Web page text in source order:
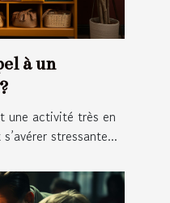
à un
une activité très en
stressante...